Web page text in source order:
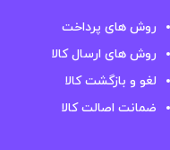
روش های پرداخت
روش های ارسال کالا
لغو و بازگشت کالا
ضمانت اصالت کالا